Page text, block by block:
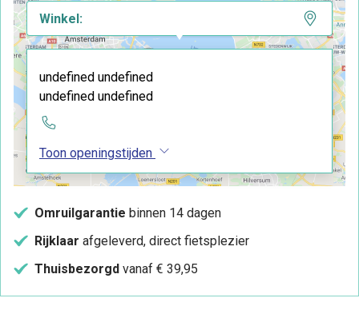
Winkel:
undefined undefined
undefined undefined
Toon openingstijden
Omruilgarantie binnen 14 dagen
Rijklaar afgeleverd, direct fietsplezier
Thuisbezorgd vanaf € 39,95